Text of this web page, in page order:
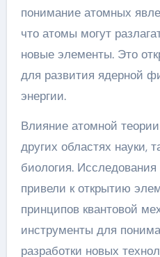
понимание атомных
что атомы могут
новые элементы. Это
для развития ядерной
энергии.
Влияние атомной
других областях науки,
биология.
привели к открытию
принципов квантовой
инструменты для
разработки новых